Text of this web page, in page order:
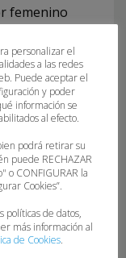
femenino
🆚
Beiro
en
personalizar el
a las redes
Puede aceptar el
y poder
información se
al efecto.
podrá retirar su
puede RECHAZAR
o CONFIGURAR la
Cookies”.
políticas de datos,
más información al
de Cookies.